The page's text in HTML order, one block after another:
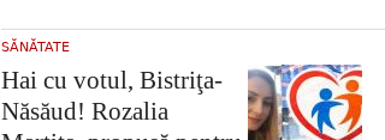
SĂNĂTATE
Hai cu votul, Bistriţa-
Năsăud! Rozalia